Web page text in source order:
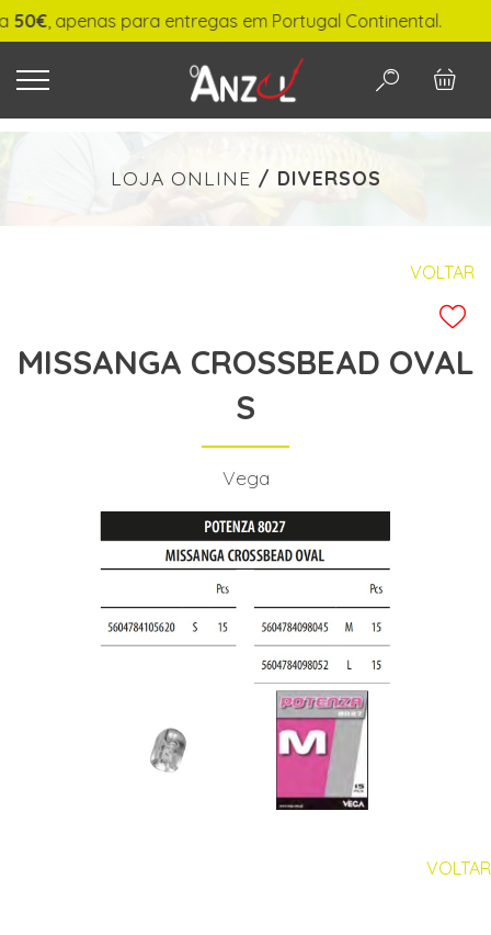
O QUE PROCURA?
PESQUISAR
, apenas para entregas em Portugal Continental.
LOJA ONLINE / DIVERSOS
VOLTAR
MISSANGA CROSSBEAD OVAL
S
Vega
VOLTAR